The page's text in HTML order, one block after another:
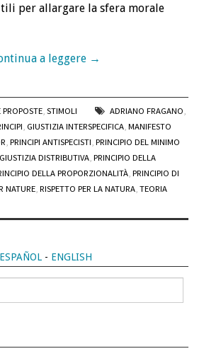
per allargare la sfera morale
a leggere →
PROPOSTE, STIMOLI ADRIANO FRAGANO
GIUSTIZIA INTERSPECIFICA ,MANIFESTO
,PRINCIPI ANTISPECISTI ,PRINCIPIO DEL MINIMO
DISTRIBUTIVA ,PRINCIPIO DELLA
DELLA PROPORZIONALITÀ ,PRINCIPIO DI
NATURE ,RISPETTO PER LA NATURA ,TEORIA
ESPAÑOL- ENGLISH